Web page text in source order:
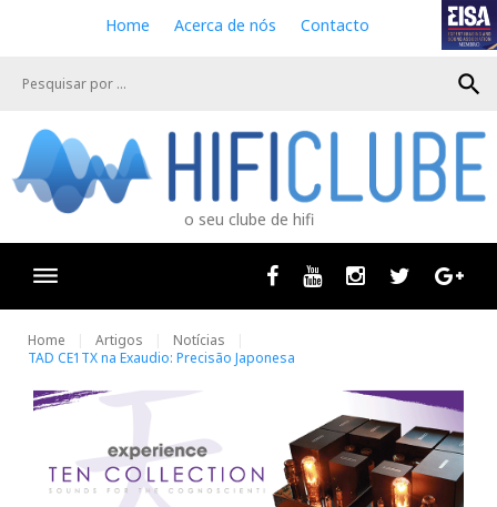
e
Home Acerca de nós Contacto
search
o seu clube de hifi
Facebook
Youtube InstagramTwitter
Home Artigos
Notícias
TAD CE1TX na Exaudio: Precisão Japonesa